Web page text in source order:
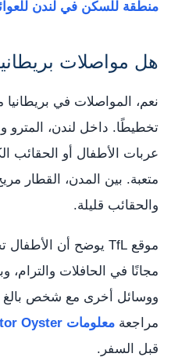
منطقة للسكن في لندن
هل مواصلات
نعم، المواصلات في بريطانيا
تخطيطًا. داخل لندن، المترو
عربات الأطفال أو الحقائب
متعبة. بين المدن، القطار
والحقائب قليلة.
مجانًا في الحافلات
ووسائل أخرى مع شخص بالغ
مراجعة معلومات Visitor Oyster والتنقل للأطفال في لندن
قبل السفر.